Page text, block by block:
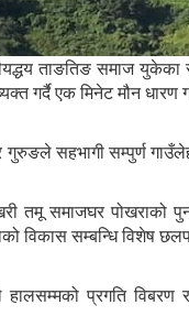
ताङतिङ समाज
गर्दै एक मिनेट मौन धारण
सहभागी सम्पुर्ण
तमू समाजघर पोखराको
विकास सम्बन्धि विशेष
हालसम्मको प्रगति